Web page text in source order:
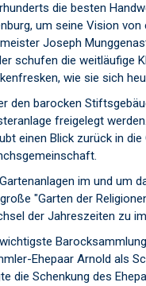
die besten
um seine Vision von
Joseph
schufen die weitläufige
wie sie sich
den barocken
freigelegt
einen Blick zurück in
im und um
"Garten der
der Jahreszeiten zu
Ehepaar Arnold als
die Schenkung des